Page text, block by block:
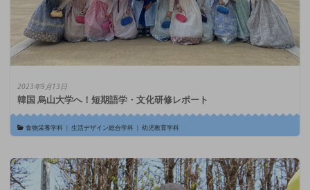
2023年9月13日
韓国 烏山大学へ！短期語学・文化研修レポート
食物栄養学科| 生活デザイン総合学科| 幼児教育学科